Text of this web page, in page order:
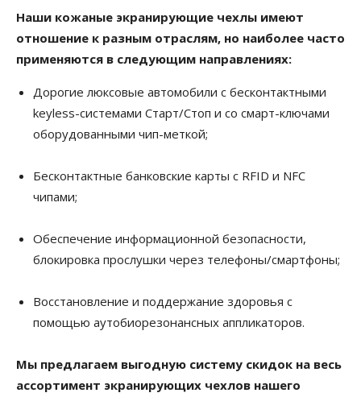
Наши кожаные экранирующие чехлы имеют
отношение к разным отраслям, но наиболее часто
применяются в следующим направлениях:
Дорогие люксовые автомобили с бесконтактными
keyless-системами Старт/Стоп и со смарт-ключами
оборудованными чип-меткой;
Бесконтактные банковские карты с RFID и NFC
чипами;
Обеспечение информационной безопасности,
блокировка прослушки через телефоны/смартфоны;
Восстановление и поддержание здоровья с
помощью аутобиорезонансных аппликаторов.
Мы предлагаем выгодную систему скидок на весь
ассортимент экранирующих чехлов нашего